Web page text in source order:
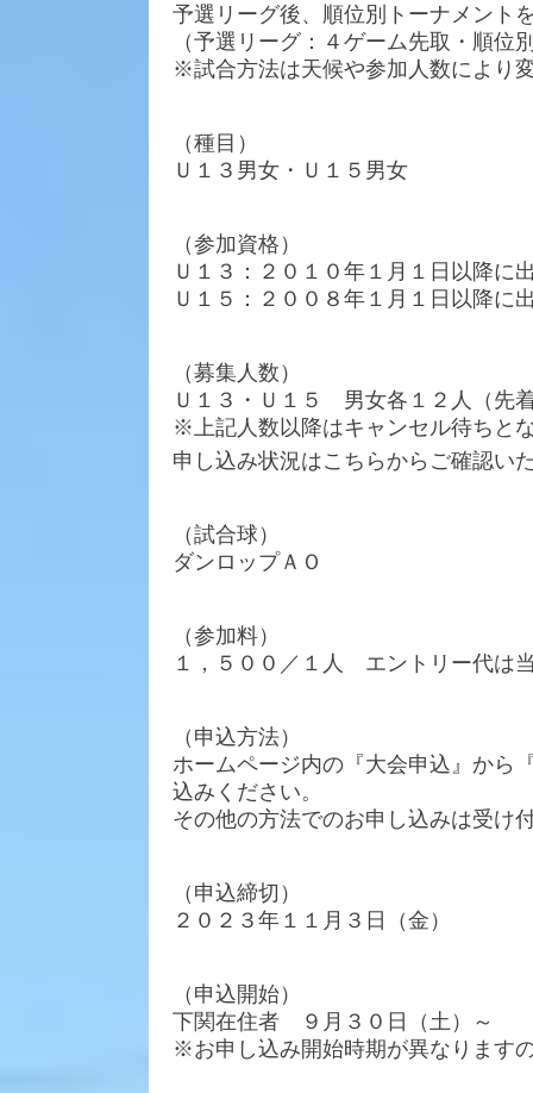
予選リーグ後、順位別トーナメント
（予選リーグ：４ゲーム先取・順
※試合方法は天候や参加人数により
（種目）
Ｕ１３男女・Ｕ１５男女
（参加資格）
Ｕ１３：２０１０年１月１日以降に
Ｕ１５：２００８年１月１日以降に
（募集人数）
Ｕ１３・Ｕ１５ 男女各１２人（先
※上記人数以降はキャンセル待ちと
申し込み状況はこちらからご確認い
（試合球）
ダンロップＡＯ
（参加料）
１，５００／１人 エントリー代は
（申込方法）
ホームページ内の『大会申込』から
込みください。
その他の方法でのお申し込みは受け
（申込締切）
２０２３年１１月３日（金）
（申込開始）
下関在住者 ９月３０日（土）～
※お申し込み開始時期が異なります